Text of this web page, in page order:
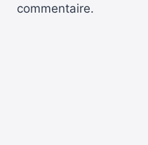
commentaire.